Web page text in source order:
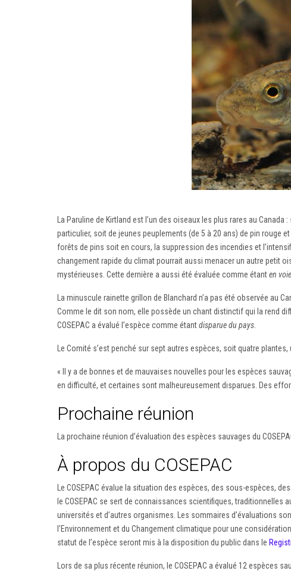
La Paruline de Kirtland est l’un des oiseaux les plus rares au
particulier, soit de jeunes peuplements (de 5 à 20 ans) de pin rouge
forêts de pins soit en cours, la suppression des incendies et
changement rapide du climat pourrait aussi menacer un autre petit
mystérieuses. Cette dernière a aussi été évaluée comme étanten
La minuscule rainette grillon de Blanchard n’a pas été observée
Comme le dit son nom, elle possède un chant distinctif qui la rend
COSEPAC a évalué l’espèce comme étantdisparue du pays
Le Comité s’est penché sur sept autres espèces, soit quatre
« Il y a de bonnes et de mauvaises nouvelles pour les espèces
en difficulté, et certaines sont malheureusement disparues. Des
Prochaine réunion
La prochaine réunion d’évaluation des espèces sauvages du
À propos du COSEPAC
Le COSEPAC évalue la situation des espèces, des sous-espèces,
le COSEPAC se sert de connaissances scientifiques,
universités et d’autres organismes. Les sommaires d’évaluations
l’Environnement et du Changement climatique pour une
statut de l’espèce seront mis à la disposition du public dans le
Lors de sa plus récente réunion, le COSEPAC a évalué 12 espèces